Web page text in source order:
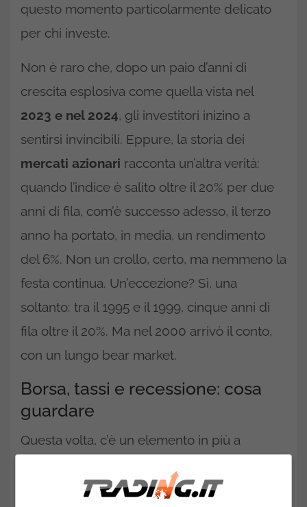
questo momento particolarmente delicato
per chi investe.
Non è raro che, dopo un paio d’anni di
crescita esplosiva come quella vista nel
2023 e nel 2024, gli investitori inizino a
sentirsi invincibili. Eppure, la storia dei
mercati azionari racconta un’altra verità:
quando l’indice è salito oltre il 20% per due
anni di fila, com’è successo adesso, il terzo
anno ha portato, in media, un rendimento
del 6%. Non un crollo, certo, ma nemmeno la
festa continua. Un’eccezione? Sì, una
soltanto: tra il 1995 e il 1999, cinque anni di
fila oltre il 20%. Ma nel 2000 arrivò il conto,
con un lungo bear market.
Borsa, tassi e recessione: cosa
guardare
Questa volta, c’è un elemento in più a
BCE ha continuato con il taglio dei tassi,